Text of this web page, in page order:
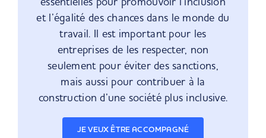
et l’égalité des chances dans le monde du
travail. Il est important pour les
entreprises de les respecter, non
seulement pour éviter des sanctions,
mais aussi pour contribuer à la
construction d’une société plus inclusive.
JE VEUX ÊTRE ACCOMPAGNÉ